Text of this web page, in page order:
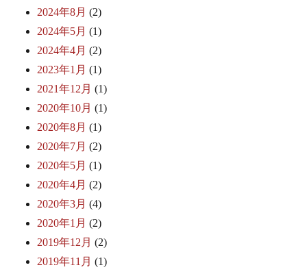
2024年8月 (2)
2024年5月 (1)
2024年4月 (2)
2023年1月 (1)
2021年12月 (1)
2020年10月 (1)
2020年8月 (1)
2020年7月 (2)
2020年5月 (1)
2020年4月 (2)
2020年3月 (4)
2020年1月 (2)
2019年12月 (2)
2019年11月 (1)